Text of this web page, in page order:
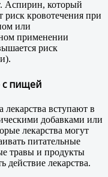
Аспирин, который
риск кровотечения при
или
применении
риск
с пищей
лекарства вступают в
добавками или
лекарства могут
питательные
травы и продукты
действие лекарства.